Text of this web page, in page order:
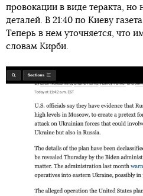
провокации в виде теракта, но
деталей. В 21:40 по Киеву
Теперь в нем уточняется, что
словам Кирби.